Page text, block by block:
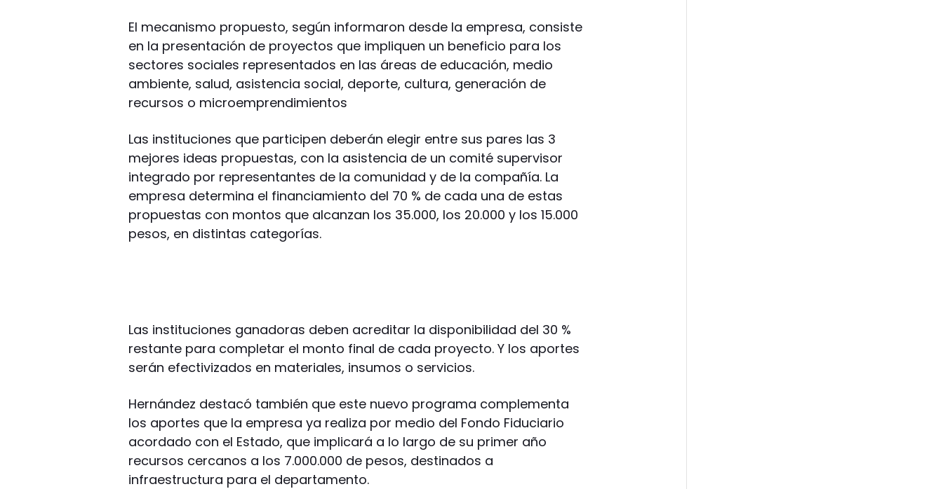
El mecanismo propuesto, según informaron desde la empresa, consiste
en la presentación de proyectos que impliquen un beneficio para los
sectores sociales representados en las áreas de educación, medio
ambiente, salud, asistencia social, deporte, cultura, generación de
recursos o microemprendimientos
Las instituciones que participen deberán elegir entre sus pares las 3
mejores ideas propuestas, con la asistencia de un comité supervisor
integrado por representantes de la comunidad y de la compañía. La
empresa determina el financiamiento del 70 % de cada una de estas
propuestas con montos que alcanzan los 35.000, los 20.000 y los 15.000
pesos, en distintas categorías.
Las instituciones ganadoras deben acreditar la disponibilidad del 30 %
restante para completar el monto final de cada proyecto. Y los aportes
serán efectivizados en materiales, insumos o servicios.
Hernández destacó también que este nuevo programa complementa
los aportes que la empresa ya realiza por medio del Fondo Fiduciario
acordado con el Estado, que implicará a lo largo de su primer año
recursos cercanos a los 7.000.000 de pesos, destinados a
infraestructura para el departamento.